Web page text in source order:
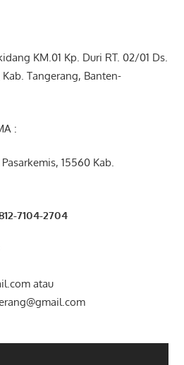
KM.01 Kp. Duri RT. 02/01 Ds.
Kab. Tangerang, Banten-
:
15560 Kab.
7104-2704
atau